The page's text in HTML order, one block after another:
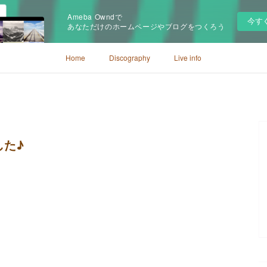
Ameba Owndで
あなただけのホームページやブログをつくろう
今す
Home Discography Live info
た♪